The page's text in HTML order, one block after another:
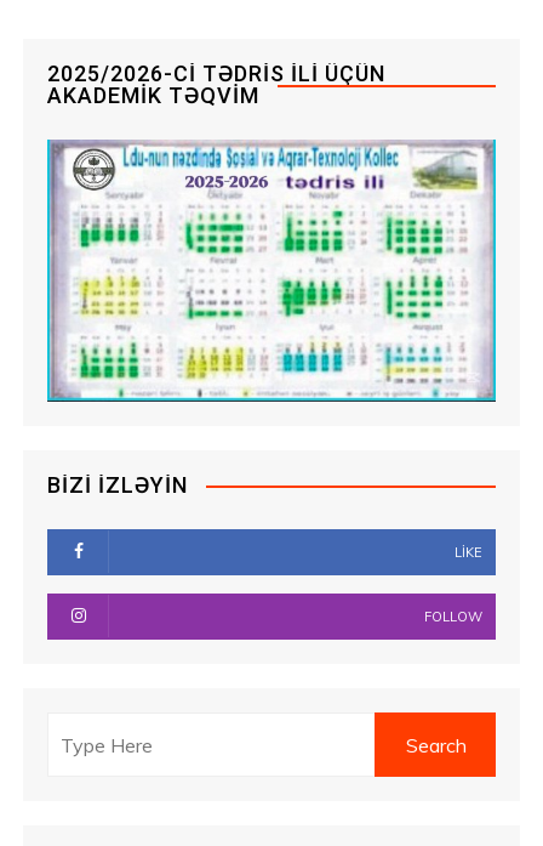
2025/2026-CI TƏDRIS ILI ÜÇÜN
AKADEMIK TƏQVIM
BIZI İZLƏYIN
LIKE
FOLLOW